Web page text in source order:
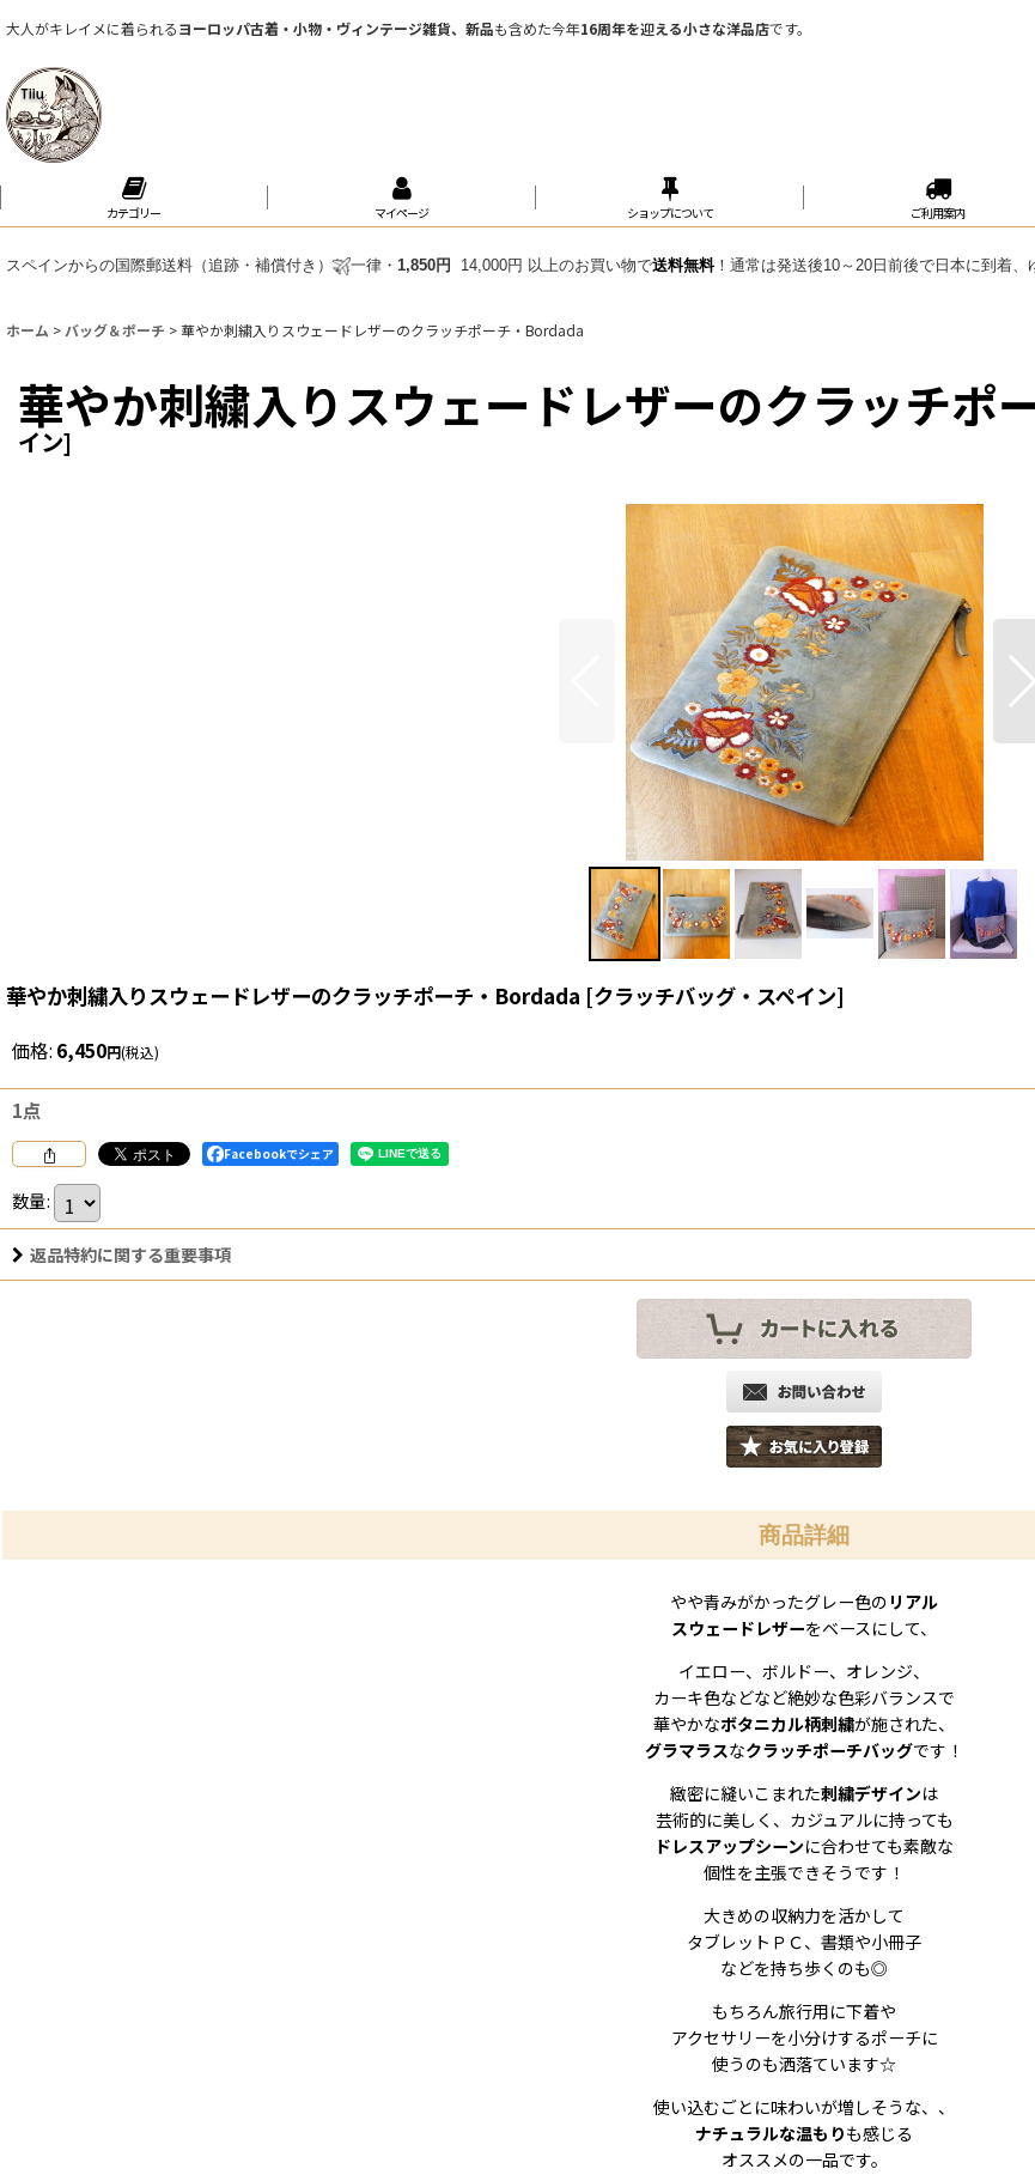
大人がキレイメに着られるヨーロッパ古着・小物・ヴィンテージ雑貨、新品も含めた今年16周年を迎える小さな洋品店です。
カテゴリー マイページ ショップについて ご利用案内
スペインからの国際郵送料（追跡・補償付き） 一律・ 1,850円 14,000円 以上のお買い物で送料無料！通常は発送後10～20日前後で日本に到着、
ホーム > バッグ＆ポーチ >華やか刺繍入りスウェードレザーのクラッチポーチ・Bordada
華やか刺繍入りスウェードレザーのクラッチポ
イン]
華やか刺繍入りスウェードレザーのクラッチポーチ・Bordada [クラッチバッグ・スペイン]
価格: 6,450円(税込)
1点
Facebookでシェア
数量:
返品特約に関する重要事項
商品詳細
やや青みがかったグレー色の リアル
スウェードレザーをベースにして、
イエロー、ボルドー、オレンジ、
カーキ色などなど絶妙な色彩バランスで
華やかなボタニカル柄刺繍が施された、
グラマラスなクラッチポーチバッグです！
緻密に縫いこまれた刺繍デザインは
芸術的に美しく、カジュアルに持っても
ドレスアップシーンに合わせても素敵な
個性を主張できそうです！
大きめの収納力を活かして
タブレットＰＣ、書類や小冊子
などを持ち歩くのも◎
もちろん旅行用に下着や
アクセサリーを小分けするポーチに
使うのも洒落ています☆
使い込むごとに味わいが増しそうな、、
ナチュラルな温もりも感じる
オススメの一品です。